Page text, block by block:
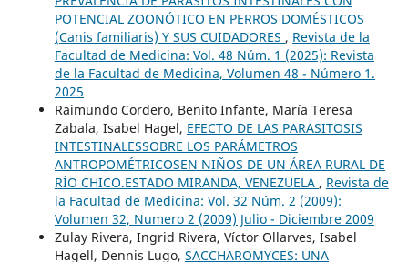
POTENCIAL ZOONÓTICO EN PERROS DOMÉSTICOS
(Canis familiaris) Y SUS CUIDADORES , Revista de la
Facultad de Medicina: Vol. 48 Núm. 1 (2025): Revista
de la Facultad de Medicina, Volumen 48 - Número 1.
2025
Raimundo Cordero, Benito Infante, María Teresa
Zabala, Isabel Hagel, EFECTO DE LAS PARASITOSIS
INTESTINALESSOBRE LOS PARÁMETROS
ANTROPOMÉTRICOSEN NIÑOS DE UN ÁREA RURAL DE
RÍO CHICO.ESTADO MIRANDA, VENEZUELA , Revista de
la Facultad de Medicina: Vol. 32 Núm. 2 (2009):
Volumen 32, Numero 2 (2009) Julio - Diciembre 2009
Zulay Rivera, Ingrid Rivera, Víctor Ollarves, Isabel
Hagell, Dennis Lugo, SACCHAROMYCES: UNA